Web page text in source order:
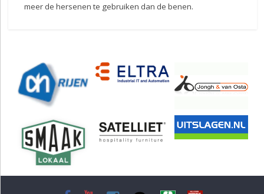
meer de hersenen te gebruiken dan de benen.